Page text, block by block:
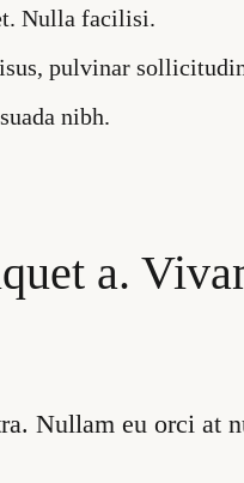
Nulla facilisi.
pulvinar
nibh.
a.
Nullam eu orci at